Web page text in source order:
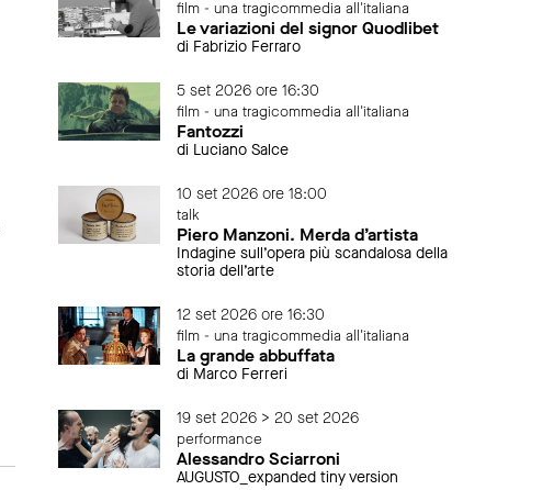
film - una tragicommedia all'italiana
Le variazioni del signor Quodlibet
di Fabrizio Ferraro
5 set 2026 ore 16:30
film - una tragicommedia all'italiana
Fantozzi
di Luciano Salce
10 set 2026 ore 18:00
talk
Piero Manzoni. Merda d’artista
Indagine sull’opera più scandalosa della
storia dell’arte
12 set 2026 ore 16:30
film - una tragicommedia all'italiana
La grande abbuffata
di Marco Ferreri
19 set 2026 > 20 set 2026
performance
Alessandro Sciarroni
AUGUSTO_expanded tiny version